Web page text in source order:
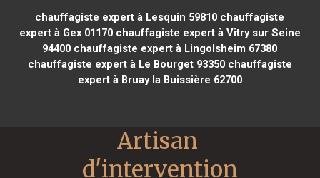
chauffagiste expert à Lesquin 59810 chauffagiste
expert à Gex 01170chauffagiste expert à Vitry sur Seine
94400 chauffagiste expert à Lingolsheim 67380
chauffagiste expert à Le Bourget 93350chauffagiste
expert à Bruay la Buissière 62700
Artisan
d'intervention